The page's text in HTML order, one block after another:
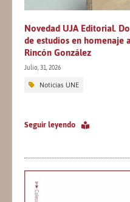
Novedad UJA Editorial.
de estudios en homenaje
Rincón González
Julio, 31, 2026
Noticias UNE
Seguir leyendo